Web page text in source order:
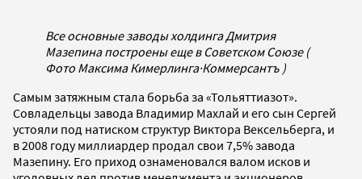
Все основные заводы холдинга Дмитрия
Мазепина построены еще в Советском Союзе (
Фото Максима Кимерлинга·Коммерсантъ )
Самым затяжным стала борьба за «Тольяттиазот».
Совладельцы завода Владимир Махлай и его сын Сергей
устояли под натиском структур Виктора Вексельберга, и
в 2008 году миллиардер продал свои 7,5% завода
Мазепину. Его приход ознаменовался валом исков и